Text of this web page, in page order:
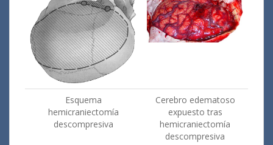
Esquema
hemicraniectomía
descompresiva
Cerebro edematoso
expuesto tras
hemicraniectomía
descompresiva